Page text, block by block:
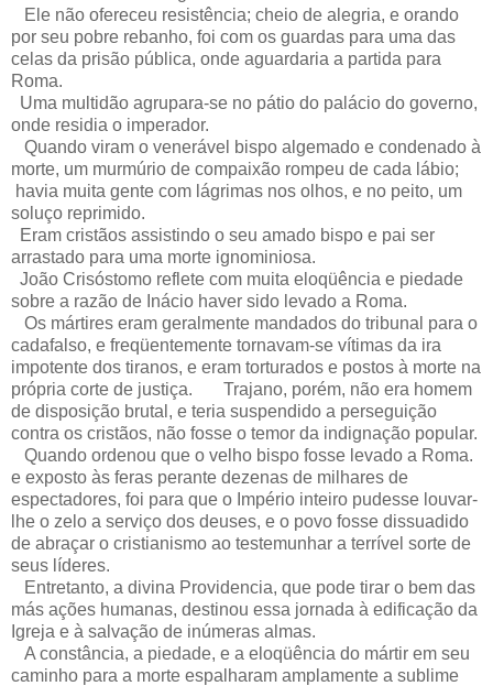
Ele não ofereceu resistência; cheio de alegria, e orando
por seu pobre rebanho, foi com os guardas para uma das
celas da prisão pública, onde aguardaria a partida para
Roma.
Uma multidão agrupara-se no pátio do palácio do governo,
onde residia o imperador.
Quando viram o venerável bispo algemado e condenado à
morte, um murmúrio de compaixão rompeu de cada lábio;
havia muita gente com lágrimas nos olhos, e no peito, um
soluço reprimido.
Eram cristãos assistindo o seu amado bispo e pai ser
arrastado para uma morte ignominiosa.
João Crisóstomo reflete com muita eloqüência e piedade
sobre a razão de Inácio haver sido levado a Roma.
Os mártires eram geralmente mandados do tribunal para o
cadafalso, e freqüentemente tornavam-se vítimas da ira
impotente dos tiranos, e eram torturados e postos à morte na
própria corte de justiça. Trajano, porém, não era homem
de disposição brutal, e teria suspendido a perseguição
contra os cristãos, não fosse o temor da indignação popular.
Quando ordenou que o velho bispo fosse levado a Roma.
e exposto às feras perante dezenas de milhares de
espectadores, foi para que o Império inteiro pudesse louvar-
lhe o zelo a serviço dos deuses, e o povo fosse dissuadido
de abraçar o cristianismo ao testemunhar a terrível sorte de
seus líderes.
Entretanto, a divina Providencia, que pode tirar o bem das
más ações humanas, destinou essa jornada à edificação da
Igreja e à salvação de inúmeras almas.
A constância, a piedade, e a eloqüência do mártir em seu
caminho para a morte espalharam amplamente a sublime